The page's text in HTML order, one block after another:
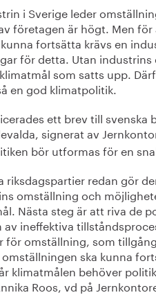
i Sverige leder
företagen är högt. Men
fortsätta krävs en
för detta. Utan industrins
som satts upp.
en god klimatpolitik.
ett brev till svenska
signerat av
bör utformas för en
riksdagspartier redan gör
omställning och
Nästa steg är att riva de
ineffektiva
omställning, som
ska kunna
klimatmålen behöver
Roos, vd på